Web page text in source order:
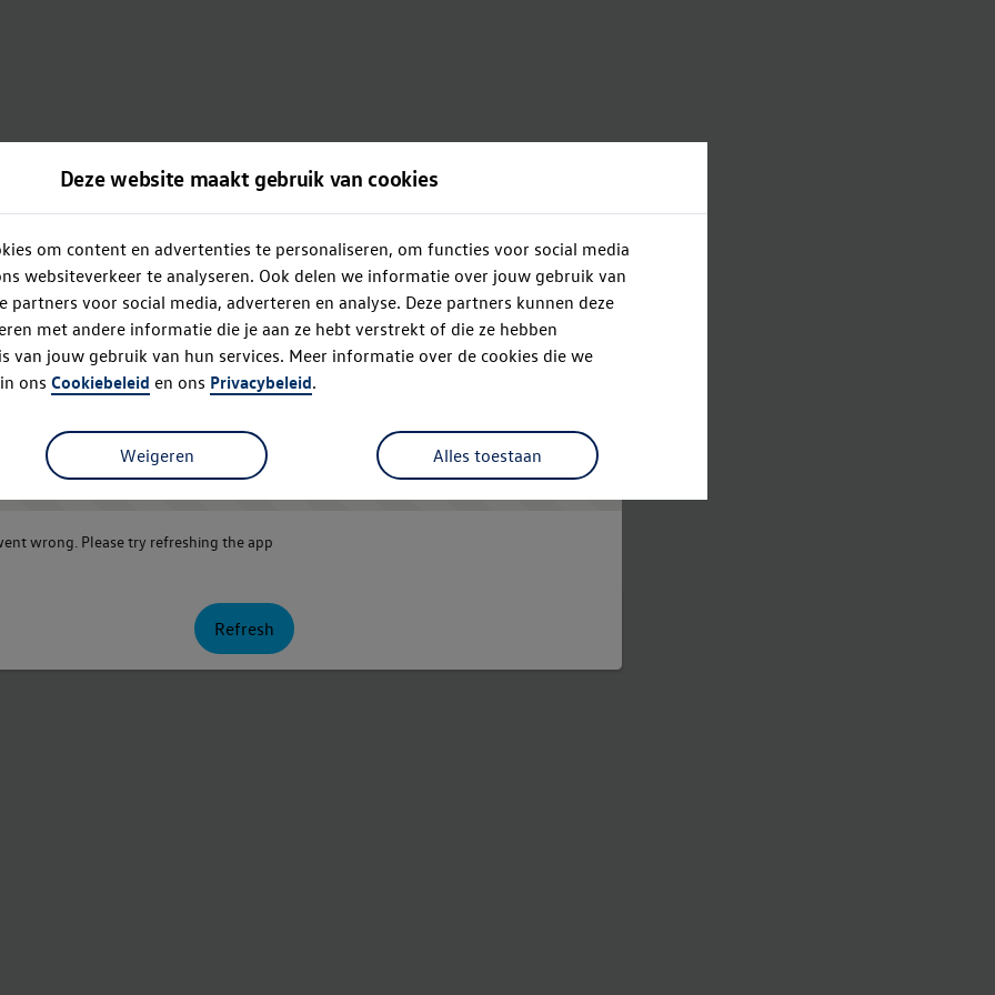
Deze website maakt gebruik van cookies
om content en advertenties te personaliseren, om functies voor social media
websiteverkeer te analyseren. Ook delen we informatie over jouw gebruik van
partners voor social media, adverteren en analyse. Deze partners kunnen deze
met andere informatie die je aan ze hebt verstrekt of die ze hebben
van jouw gebruik van hun services. Meer informatie over de cookies die we
ons Cookiebeleid en ons Privacybeleid.
Alles toestaan
Weigeren Oops!
wrong. Please try refreshing the app
Refresh